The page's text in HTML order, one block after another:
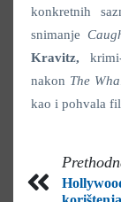
konkretnih
snimanje
Kravitz,
nakon The
kao i pohvala